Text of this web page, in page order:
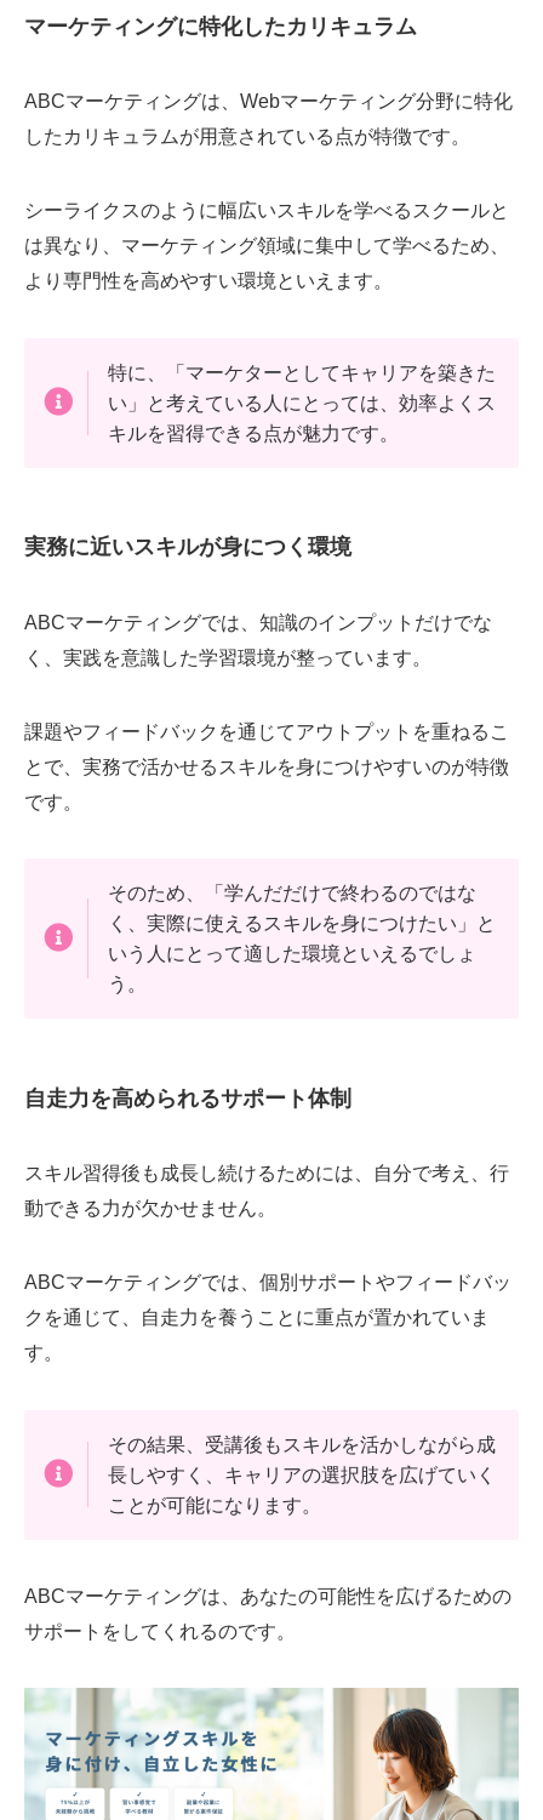
マーケティングに特化したカリキュラム
ABCマーケティングは、Webマーケティング分野に特化
したカリキュラムが用意されている点が特徴です。
シーライクスのように幅広いスキルを学べるスクールと
は異なり、マーケティング領域に集中して学べるため、
より専門性を高めやすい環境といえます。
特に、「マーケターとしてキャリアを築きた
い」と考えている人にとっては、効率よくス
キルを習得できる点が魅力です。
実務に近いスキルが身につく環境
ABCマーケティングでは、知識のインプットだけでな
く、実践を意識した学習環境が整っています。
課題やフィードバックを通じてアウトプットを重ねるこ
とで、実務で活かせるスキルを身につけやすいのが特徴
です。
そのため、「学んだだけで終わるのではな
く、実際に使えるスキルを身につけたい」と
いう人にとって適した環境といえるでしょ
う。
自走力を高められるサポート体制
スキル習得後も成長し続けるためには、自分で考え、行
動できる力が欠かせません。
ABCマーケティングでは、個別サポートやフィードバッ
クを通じて、自走力を養うことに重点が置かれていま
す。
その結果、受講後もスキルを活かしながら成
長しやすく、キャリアの選択肢を広げていく
ことが可能になります。
ABCマーケティングは、あなたの可能性を広げるための
サポートをしてくれるのです。